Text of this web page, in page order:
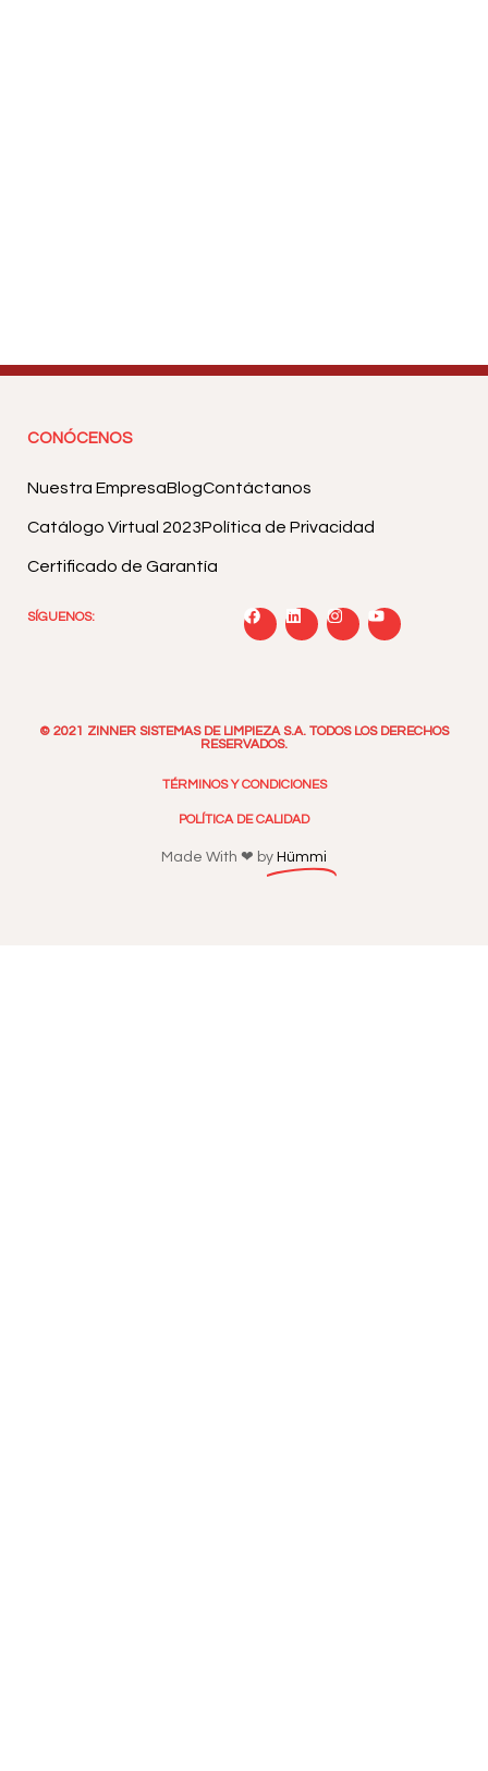
CONÓCENOS
Nuestra EmpresaBlogContáctanos
Catálogo Virtual 2023Política de Privacidad
Certificado de Garantía
SÍGUENOS:
© 2021 ZINNER SISTEMAS DE LIMPIEZA S.A. TODOS LOS DERECHOS
RESERVADOS.
TÉRMINOS Y CONDICIONES
POLÍTICA DE CALIDAD
Made With ❤ by Hümmi